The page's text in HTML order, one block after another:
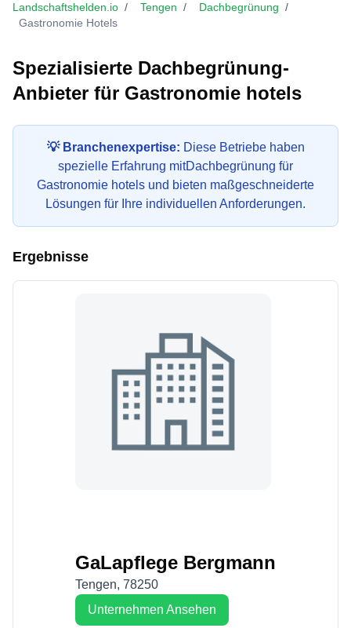
Landschaftshelden.io / Tengen / Dachbegrünung /
Gastronomie Hotels
Spezialisierte Dachbegrünung-
Anbieter für Gastronomie hotels
💡 Branchenexpertise: Diese Betriebe haben
spezielle Erfahrung mitDachbegrünung für
Gastronomie hotels und bieten maßgeschneiderte
Lösungen für Ihre individuellen Anforderungen.
Ergebnisse
GaLapflege Bergmann
Tengen, 78250
Unternehmen Ansehen